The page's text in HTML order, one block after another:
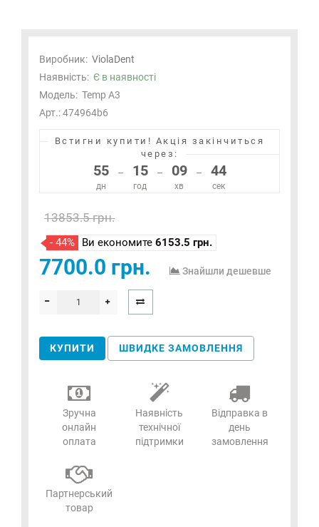
Виробник: ViolaDent
Наявність: Є в наявності
Модель: Temp A3
Арт.: 474964b6
Встигни купити! Акція закінчиться
через:
55
дн
– 15
год
– 09
хв
– 44
сек
13853.5 грн.
- 44% Ви економите 6153.5 грн.
7700.0 грн. Знайшли дешевше
КУПИТИ ШВИДКЕ ЗАМОВЛЕННЯ
Зручна
онлайн
оплата
Наявність
технічної
підтримки
Відправка в
день
замовлення
Партнерський
товар